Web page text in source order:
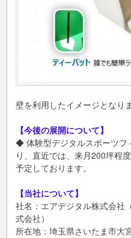
壁を利用したイメージとなり
【今後の展開について】
◆ 体験型デジタルスポーツフ
り、直近では、来月200坪程
予定しております。
【当社について】
社名：エアデジタル株式会社
式会社）
所在地：埼玉県さいたま市